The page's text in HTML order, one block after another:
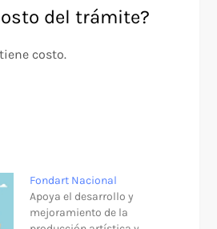
del trámite?
costo.
Fondart Nacional
Apoya el desarrollo y
mejoramiento de la